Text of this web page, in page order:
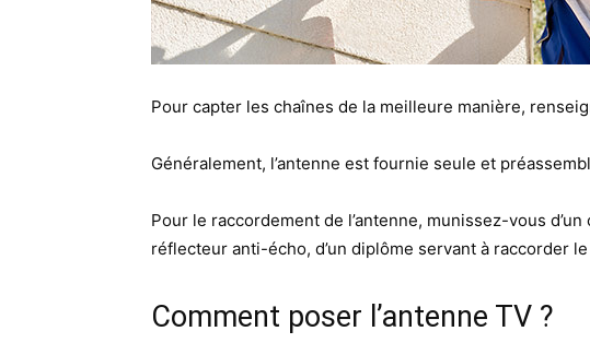
Pour capter les chaînes de la meilleure manière,
Généralement, l’antenne est fournie seule et
Pour le raccordement de l’antenne, munissez-vous
réflecteur anti-écho, d’un diplôme servant à raccorder
Comment poser l’antenne TV ?